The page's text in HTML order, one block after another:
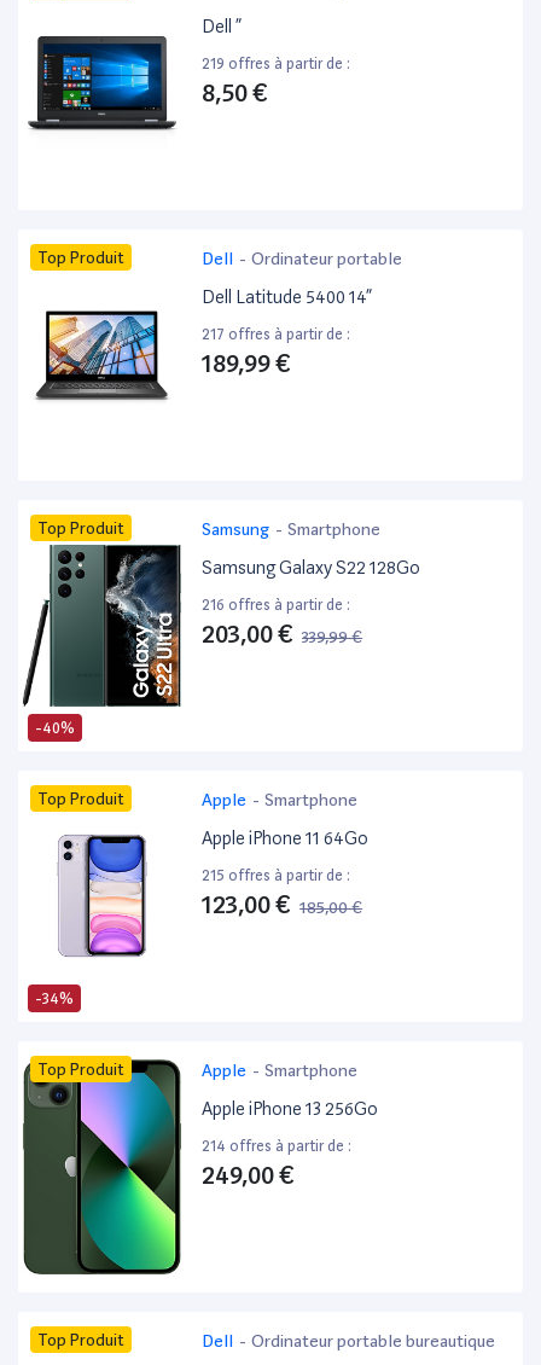
Dell ”
219 offres à partir de :
8,50 €
Top Produit Dell - Ordinateur portable
Dell Latitude 5400 14”
217 offres à partir de :
189,99 €
-40%
Top Produit Samsung - Smartphone
Samsung Galaxy S22 128Go
216 offres à partir de :
203,00 € 339,99 €
-34%
Top Produit Apple - Smartphone
Apple iPhone 11 64Go
215 offres à partir de :
123,00 € 185,00 €
Top Produit Apple - Smartphone
Apple iPhone 13 256Go
214 offres à partir de :
249,00 €
Top Produit Dell - Ordinateur portable bureautique